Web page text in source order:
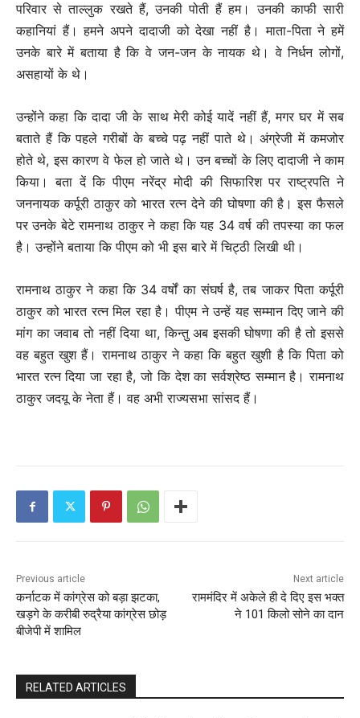
परिवार से ताल्लुक रखते हैं, उनकी पोती हैं हम। उनकी काफी सारी
कहानियां हैं। हमने अपने दादाजी को देखा नहीं है। माता-पिता ने हमें
उनके बारे में बताया है कि वे जन-जन के नायक थे। वे निर्धन लोगों,
असहायों के थे।
उन्होंने कहा कि दादा जी के साथ मेरी कोई यादें नहीं हैं, मगर घर में सब
बताते हैं कि पहले गरीबों के बच्चे पढ़ नहीं पाते थे। अंग्रेजी में कमजोर
होते थे, इस कारण वे फेल हो जाते थे। उन बच्चों के लिए दादाजी ने काम
किया। बता दें कि पीएम नरेंद्र मोदी की सिफारिश पर राष्ट्रपति ने
जननायक कर्पूरी ठाकुर को भारत रत्न देने की घोषणा की है। इस फैसले
पर उनके बेटे रामनाथ ठाकुर ने कहा कि यह 34 वर्ष की तपस्या का फल
है। उन्होंने बताया कि पीएम को भी इस बारे में चिट्ठी लिखी थी।
रामनाथ ठाकुर ने कहा कि 34 वर्षों का संघर्ष है, तब जाकर पिता कर्पूरी
ठाकुर को भारत रत्न मिल रहा है। पीएम ने उन्हें यह सम्मान दिए जाने की
मांग का जवाब तो नहीं दिया था, किन्तु अब इसकी घोषणा की है तो इससे
वह बहुत खुश हैं। रामनाथ ठाकुर ने कहा कि बहुत खुशी है कि पिता को
भारत रत्न दिया जा रहा है, जो कि देश का सर्वश्रेष्ठ सम्मान है। रामनाथ
ठाकुर जदयू के नेता हैं। वह अभी राज्यसभा सांसद हैं।
Previous article
कर्नाटक में कांग्रेस को बड़ा झटका,
खड़गे के करीबी रुद्रैया कांग्रेस छोड़
बीजेपी में शामिल
Next article
राममंदिर में अकेले ही दे दिए इस भक्त
ने 101 किलो सोने का दान
RELATED ARTICLES